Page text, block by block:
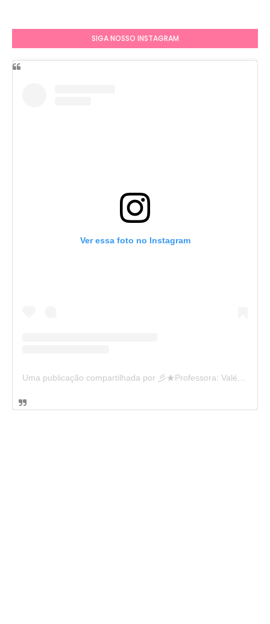
SIGA NOSSO INSTAGRAM
Ver essa foto no Instagram
Uma publicação compartilhada por 彡★Professora: Valéria·.¸¸.· (@ensinandocomcarinho)